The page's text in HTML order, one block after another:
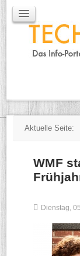
Mobile
IT
TK
Aktuelle Seite:
WMF
Dienstag,